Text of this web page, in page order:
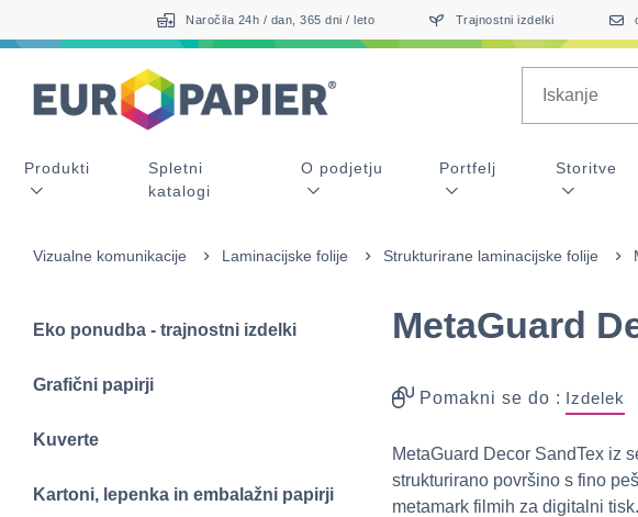
sr.skip-to.main-content
sr.skip-to.table-of-contents
sr.skip-to.main-navigationNaročila 24h / dan, 365 dni / leto Trajnostni izdelki
Produkti
Spletni
katalogi
O podjetju Portfelj Storitve
Vizualne komunikacije Laminacijske folije Strukturirane laminacijske folije
Eko ponudba - trajnostni izdelki
Grafični papirji
Kuverte
Kartoni, lepenka in embalažni papirji
MetaGuard
Pomakni se do : Izdelek
MetaGuard Decor SandTex iz
strukturirano površino s fino
metamark filmih za digitalni tisk.